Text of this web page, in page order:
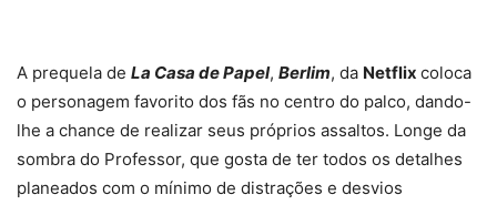
A prequela de La Casa de Papel, Berlim, da Netflix coloca
o personagem favorito dos fãs no centro do palco, dando-
lhe a chance de realizar seus próprios assaltos. Longe da
sombra do Professor, que gosta de ter todos os detalhes
planeados com o mínimo de distrações e desvios